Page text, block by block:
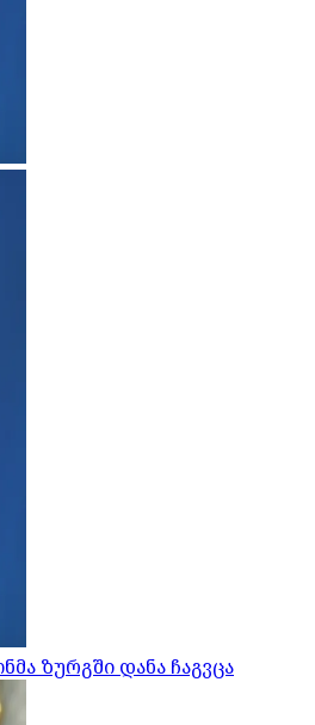
ზურგში დანა ჩაგვცა